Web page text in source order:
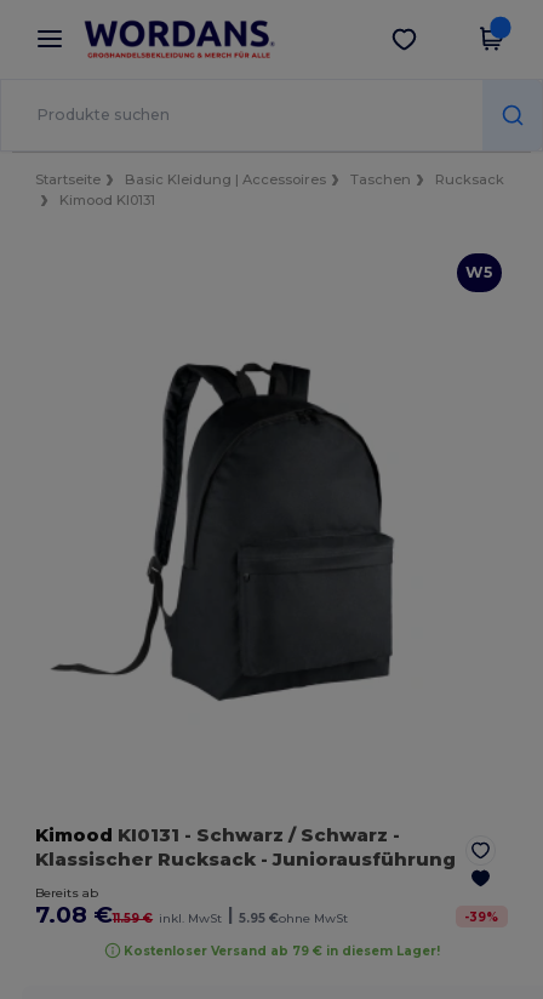
× Wordans App
Bessere Preise in der App!
App holen
Startseite Basic Kleidung | Accessoires Taschen
Rucksack
Kimood KI0131
W5
Kimood KI0131 - Schwarz / Schwarz -
Klassischer Rucksack - Juniorausführung
Bereits ab
7.08 €11.59 € inkl. MwSt | 5.95 €ohne MwSt -39%
Kostenloser Versand ab 79 € in diesem Lager!